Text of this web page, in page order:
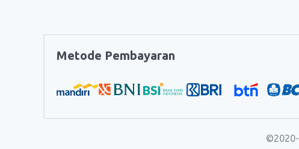
Metode Pembayaran
©2020-